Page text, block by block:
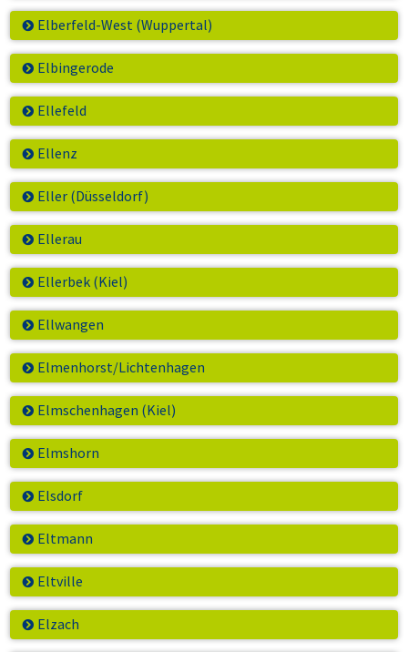
Elberfeld-West (Wuppertal)
Elbingerode
Ellefeld
Ellenz
Eller (Düsseldorf)
Ellerau
Ellerbek (Kiel)
Ellwangen
Elmenhorst/Lichtenhagen
Elmschenhagen (Kiel)
Elmshorn
Elsdorf
Eltmann
Eltville
Elzach